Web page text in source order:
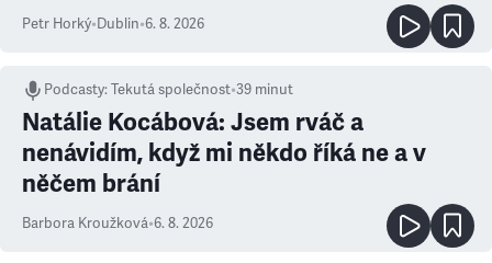
Petr Horký•Dublin•6. 8. 2026
Podcasty:Tekutá společnost•39 minut
Natálie Kocábová: Jsem rváč a
nenávidím, když mi někdo říká ne a v
něčem brání
Barbora Kroužková•6. 8. 2026